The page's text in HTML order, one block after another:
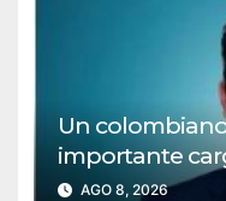
Un
importante
de American
AGO 8, 2026